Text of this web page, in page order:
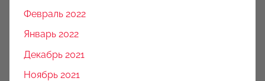
Февраль 2022
Январь 2022
Декабрь 2021
Ноябрь 2021